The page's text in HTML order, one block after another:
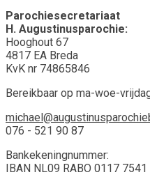
Parochiesecretariaat
H. Augustinusparochie:
Hooghout 67
4817 EA Breda
KvK nr 74865846
Bereikbaar op ma-woe-
076 - 521 90 87
Bankekeningnummer:
IBAN NL09 RABO 0117 7541